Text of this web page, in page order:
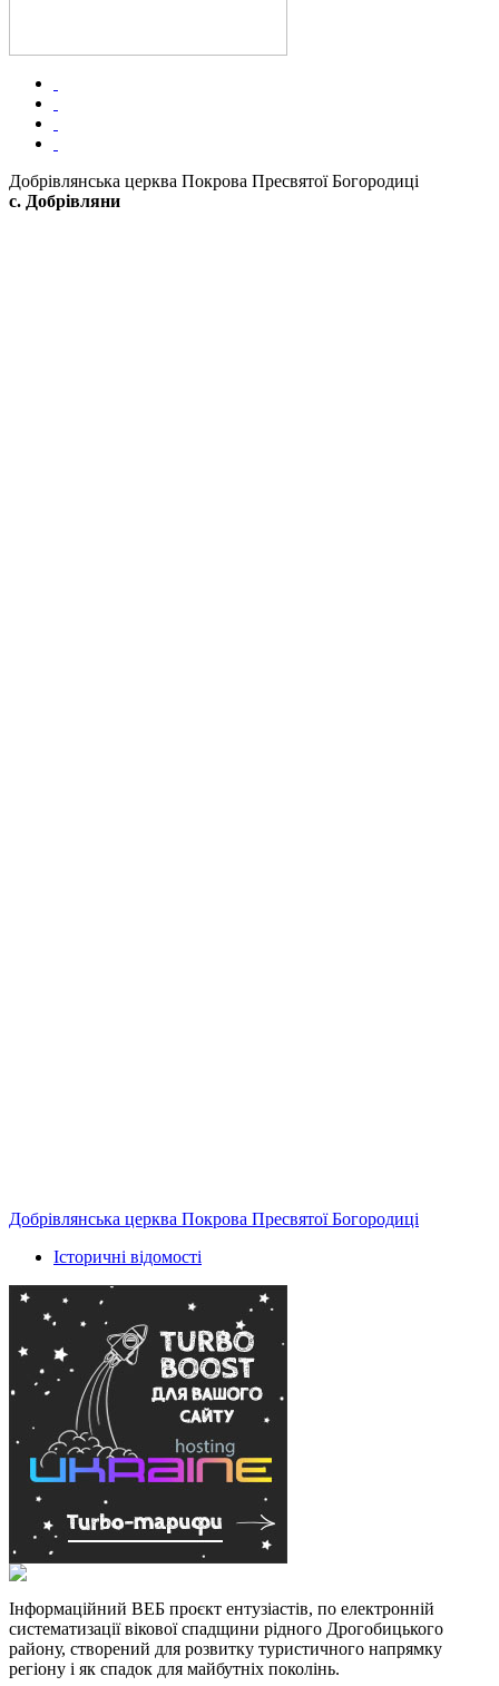
Добрівлянська церква Покрова Пресвятої Богородиці
с. Добрівляни
Добрівлянська церква Покрова Пресвятої Богородиці
Історичні відомості
Інформаційний ВЕБ проєкт ентузіастів, по електронній
систематизації вікової спадщини рідного Дрогобицького
району, створений для розвитку туристичного напрямку
регіону і як спадок для майбутніх поколінь.